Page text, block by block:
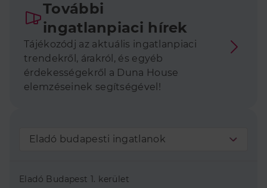
További
ingatlanpiaci hírek
Tájékozódj az aktuális ingatlanpiaci
trendekről, árakról, és egyéb
érdekességekről a Duna House
elemzéseinek segítségével!
Eladó budapesti ingatlanok
Eladó Budapest 1. kerület